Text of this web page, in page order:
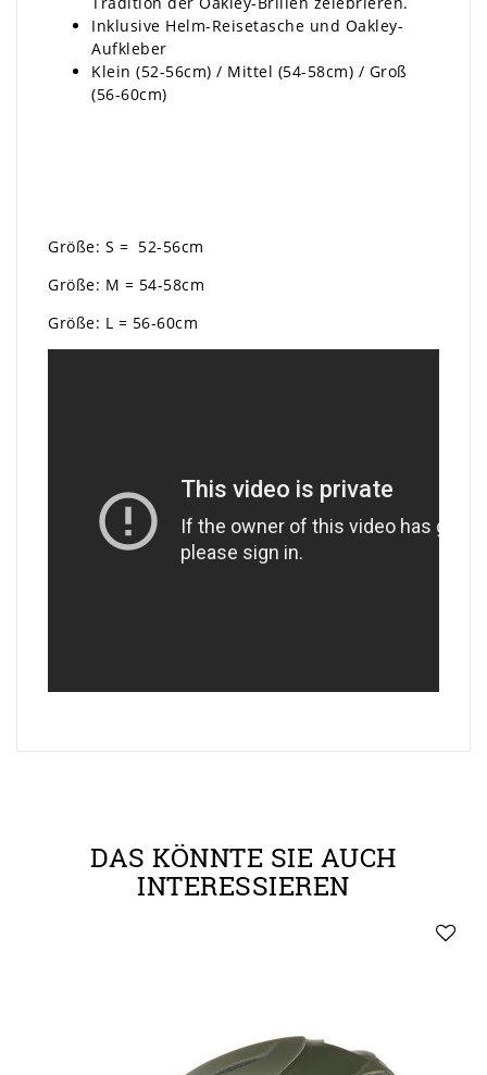
Inklusive Helm-Reisetasche und Oakley-
Aufkleber
Klein (52-56cm) / Mittel (54-58cm) / Groß
(56-60cm)
Größe: S = 52-56cm
Größe: M = 54-58cm
Größe: L = 56-60cm
DAS KÖNNTE SIE AUCH
INTERESSIEREN